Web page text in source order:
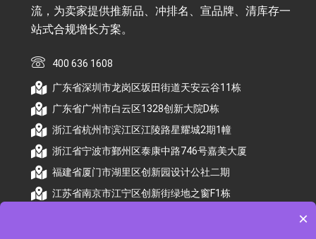
流，为卖家提供推新品、冲排名、宣品牌、清库存一
站式合规增长方案。
400 636 1608
广东省深圳市龙岗区坂田街道天安云谷11栋
广东省广州市白云区1328创新大院D栋
浙江省杭州市滨江区江陵路星耀城2期1幢
浙江省宁波市鄞州区泰康中路746号嘉美大厦
福建省厦门市湖里区创新园设计公社二期
江苏省南京市江宁区创新街绿地之窗F1栋
×